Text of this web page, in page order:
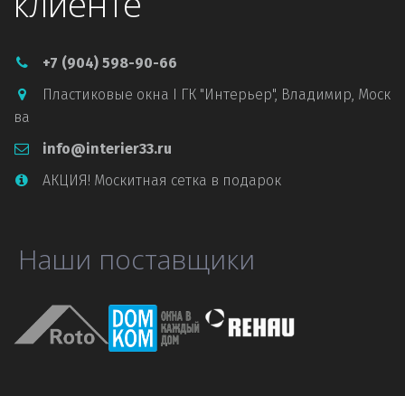
+7 (904) 598-90-66
Пластиковые окна I ГК "Интерьер", Владимир, Моск
ва
info@interier33.ru
АКЦИЯ! Москитная сетка в подарок
Наши поставщики